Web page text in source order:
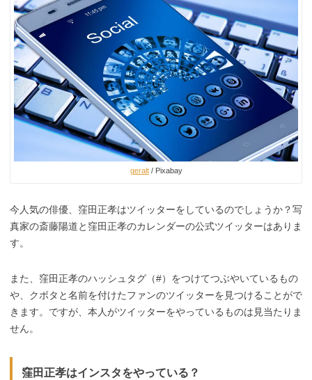
geralt/ Pixabay
今人気の俳優、窪田正孝はツイッターをしているのでしょうか？写
真家の斎藤陽道と窪田正孝のカレンダーの公式ツイッターはありま
す。
また、窪田正孝のハッシュタグ（#）をつけてつぶやいているもの
や、クボタと名前を付けたファンのツイッターを見つけることがで
きます。ですが、本人がツイッターをやっているものは見当たりま
せん。
窪田正孝はインスタをやっている？